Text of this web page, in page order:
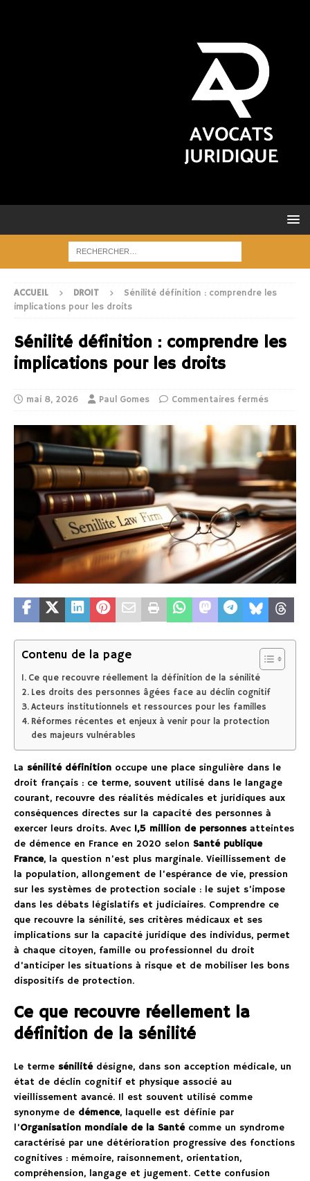
ACCUEIL DROIT
Sénilité définition : comprendre les
implications pour les droits
Sénilité définition : comprendre les
implications pour les droits
mai 8, 2026 Paul Gomes Commentaires fermés
Contenu de la page
Ce que recouvre réellement la définition de la sénilité
Les droits des personnes âgées face au déclin cognitif
Acteurs institutionnels et ressources pour les familles
Réformes récentes et enjeux à venir pour la protection
des majeurs vulnérables
La sénilité définition occupe une place singulière dans le
droit français : ce terme, souvent utilisé dans le langage
courant, recouvre des réalités médicales et juridiques aux
conséquences directes sur la capacité des personnes à
exercer leurs droits. Avec 1,5 million de personnesatteintes
de démence en France en 2020 selon Santé publique
France, la question n’est plus marginale. Vieillissement de
la population, allongement de l’espérance de vie, pression
sur les systèmes de protection sociale : le sujet s’impose
dans les débats législatifs et judiciaires. Comprendre ce
que recouvre la sénilité, ses critères médicaux et ses
implications sur la capacité juridique des individus, permet
à chaque citoyen, famille ou professionnel du droit
d’anticiper les situations à risque et de mobiliser les bons
dispositifs de protection.
Ce que recouvre réellement la
définition de la sénilité
Le terme sénilitédésigne, dans son acception médicale, un
état de déclin cognitif et physique associé au
vieillissement avancé. Il est souvent utilisé comme
synonyme de démence, laquelle est définie par
l’Organisation mondiale de la Santécomme un syndrome
caractérisé par une détérioration progressive des fonctions
cognitives : mémoire, raisonnement, orientation,
compréhension, langage et jugement. Cette confusion